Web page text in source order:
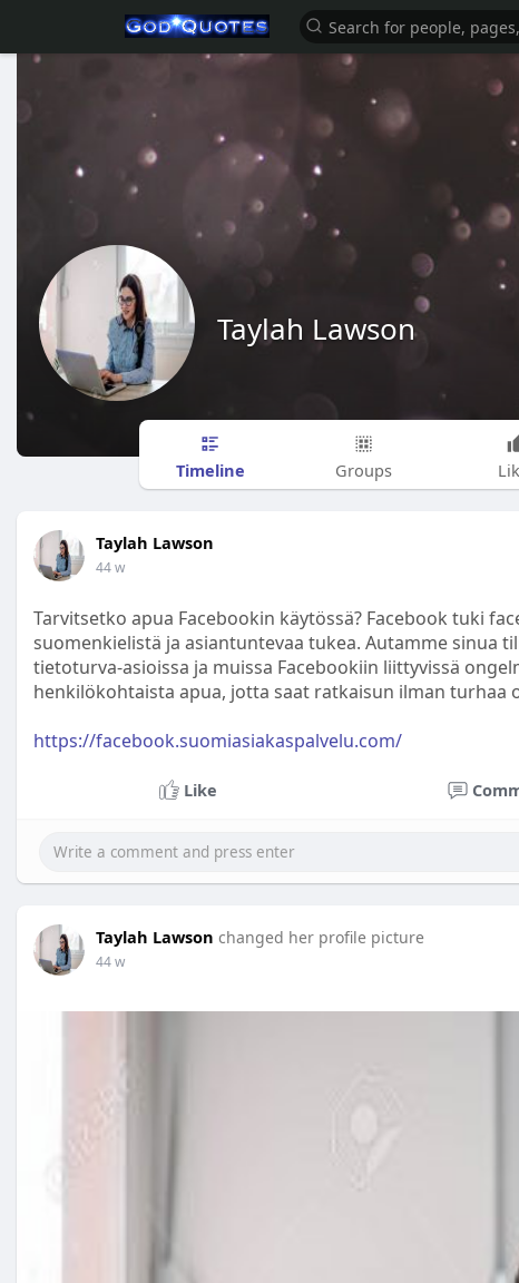
Taylah Lawson
Timeline Groups
Taylah Lawson
44 w
Tarvitsetko apua Facebookin käytössä? Facebook tuki
suomenkielistä ja asiantuntevaa tukea. Autamme sinua
tietoturva-asioissa ja muissa Facebookiin liittyvissä
henkilökohtaista apua, jotta saat ratkaisun ilman turhaa
https://facebook.suomiasiakaspalvelu.com/
Like
Taylah Lawson changed her profile picture
44 w